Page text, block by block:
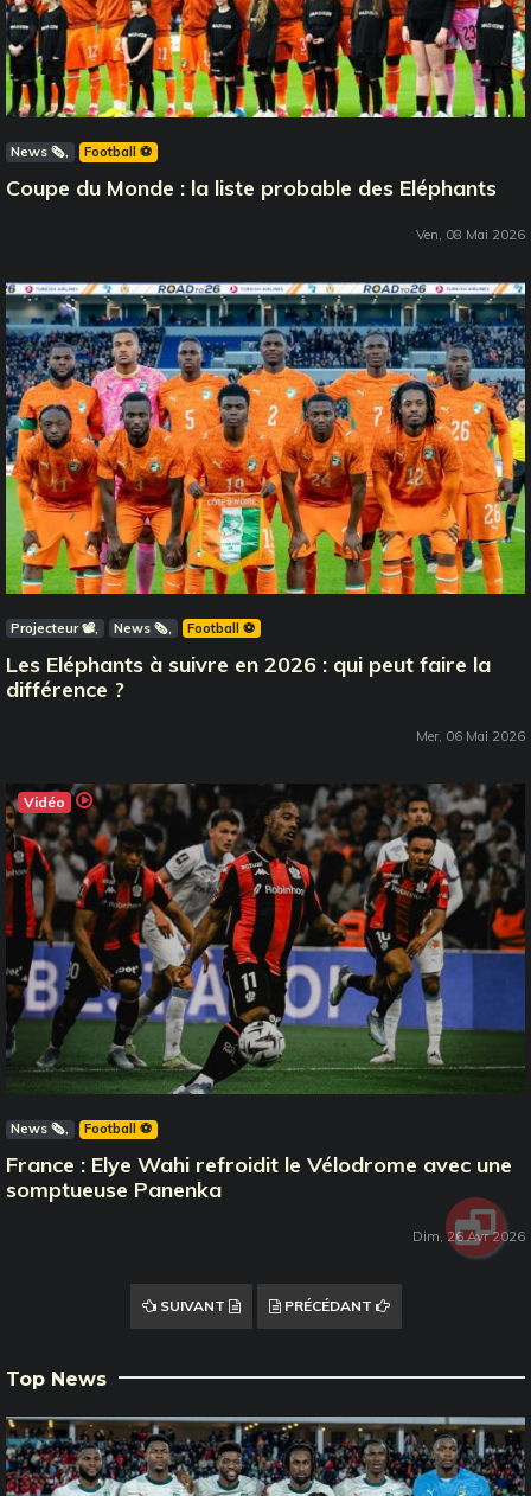
News 🗞️ Football ⚽️
Coupe du Monde : la liste probable des Eléphants
Ven, 08 Mai 2026
Projecteur 📽️ News 🗞️ Football ⚽️
Les Eléphants à suivre en 2026 : qui peut faire la
différence ?
Mer, 06 Mai 2026
Vidéo
News 🗞️ Football ⚽️
France : Elye Wahi refroidit le Vélodrome avec une
somptueuse Panenka
Dim, 26 Avr 2026
SUIVANT PRÉCÉDANT
Top News